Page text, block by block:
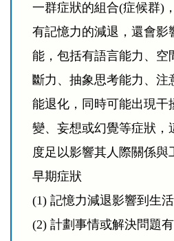
一群症狀的組合(症候群)
有記憶力的減退，還會影
能，包括有語言能力、空
斷力、抽象思考能力、注
能退化，同時可能出現干
變、妄想或幻覺等症狀，
度足以影響其人際關係與
早期症狀
(1) 記憶力減退影響到生活
(2) 計劃事情或解決問題